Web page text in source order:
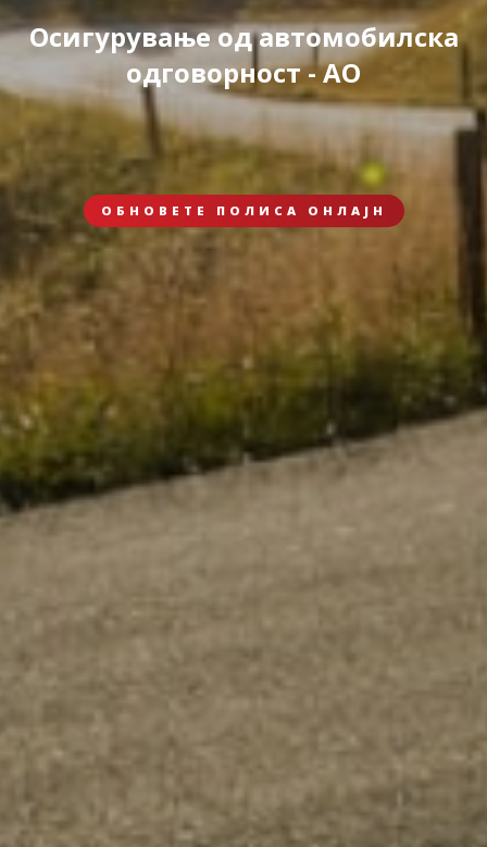
Осигурување од автомобилска
одговорност - АО
ОБНОВЕТЕ ПОЛИСА ОНЛАЈН